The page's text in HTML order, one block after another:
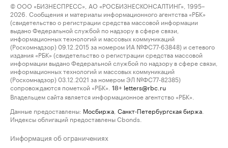
© ООО «БИЗНЕСПРЕСС», АО «РОСБИЗНЕСКОНСАЛТИНГ», 1995–
2026. Сообщения и материалы информационного агентства «РБК»
(свидетельство о регистрации средства массовой информации
выдано Федеральной службой по надзору в сфере связи,
информационных технологий и массовых коммуникаций
(Роскомнадзор) 09.12.2015 за номером ИА №ФС77-63848) и сетевого
издания «РБК» (свидетельство о регистрации средства массовой
информации выдано Федеральной службой по надзору в сфере связи,
информационных технологий и массовых коммуникаций
(Роскомнадзор) 03.12.2021 за номером ЭЛ №ФС77-82385)
сопровождаются пометкой «РБК».
18+ letters@rbc.ru
Владельцем сайта является информационное агентство «РБК».
Данные предоставлены: Мосбиржа Санкт-Петербургская биржа
Индексы облигаций предоставлены Cbonds.
Информация об ограничениях